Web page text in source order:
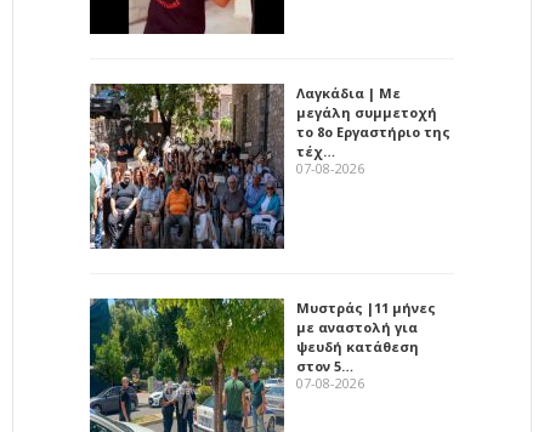
Λαγκάδια | Με
μεγάλη συμμετοχή
το 8ο Εργαστήριο της
τέχ…
07-08-2026
Μυστράς |11 μήνες
με αναστολή για
ψευδή κατάθεση
στον 5…
07-08-2026